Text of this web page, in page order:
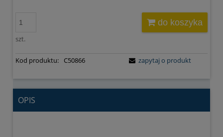
szt.
do koszyka
Kod produktu: C50866 zapytaj o produkt
OPIS